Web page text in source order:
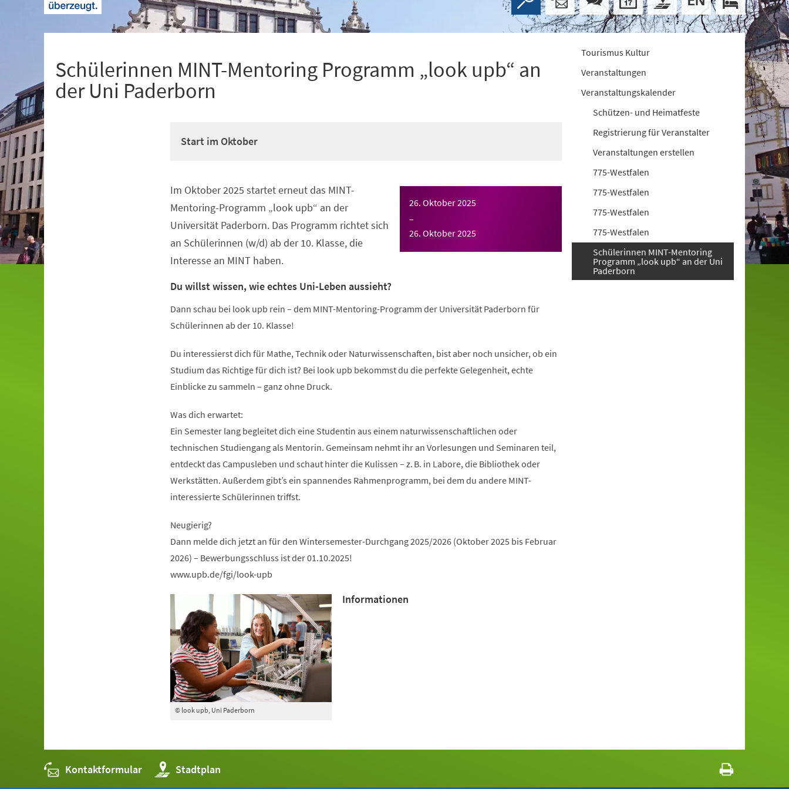
Schülerinnen MINT-Mentoring Programm „look upb“ an
der Uni Paderborn
Start im Oktober
26. Oktober 2025
–
26. Oktober 2025
Im Oktober 2025 startet erneut das MINT-
Mentoring-Programm „look upb“ an der
Universität Paderborn. Das Programm richtet sich
an Schülerinnen (w/d) ab der 10. Klasse, die
Interesse an MINT haben.
Du willst wissen, wie echtes Uni-Leben aussieht?
Dann schau bei look upb rein – dem MINT-Mentoring-Programm der Universität Paderborn für
Schülerinnen ab der 10. Klasse!
Du interessierst dich für Mathe, Technik oder Naturwissenschaften, bist aber noch unsicher, ob ein
Studium das Richtige für dich ist? Bei look upb bekommst du die perfekte Gelegenheit, echte
Einblicke zu sammeln – ganz ohne Druck.
Was dich erwartet:
Ein Semester lang begleitet dich eine Studentin aus einem naturwissenschaftlichen oder
technischen Studiengang als Mentorin. Gemeinsam nehmt ihr an Vorlesungen und Seminaren teil,
entdeckt das Campusleben und schaut hinter die Kulissen – z. B. in Labore, die Bibliothek oder
Werkstätten. Außerdem gibt’s ein spannendes Rahmenprogramm, bei dem du andere MINT-
interessierte Schülerinnen triffst.
Neugierig?
Dann melde dich jetzt an für den Wintersemester-Durchgang 2025/2026 (Oktober 2025 bis Februar
2026) – Bewerbungsschluss ist der 01.10.2025!
www.upb.de/fgi/look-upb
© look upb, Uni Paderborn
Informationen
Tourismus Kultur
Veranstaltungen
Veranstaltungskalender
Schützen- und Heimatfeste
Registrierung für Veranstalter
Veranstaltungen erstellen
775-Westfalen
775-Westfalen
775-Westfalen
775-Westfalen
Schülerinnen MINT-Mentoring
Programm „look upb“ an der Uni
Paderborn
Kontaktformular Stadtplan
(Öffnet
in